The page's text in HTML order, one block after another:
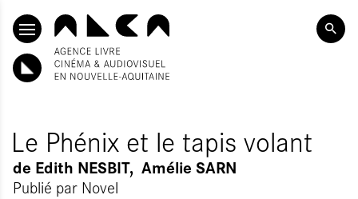
ALLER AU CONTENU PRINCIPAL
Le Phénix et le tapis volant
de Edith NESBIT Amélie SARN
Publié par Novel